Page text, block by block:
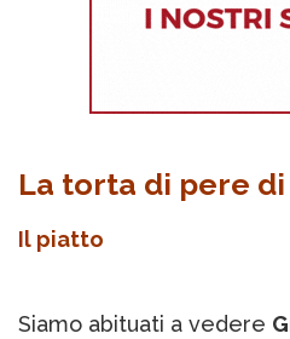
La torta di pere
Il piatto
Siamo abituati a vedere